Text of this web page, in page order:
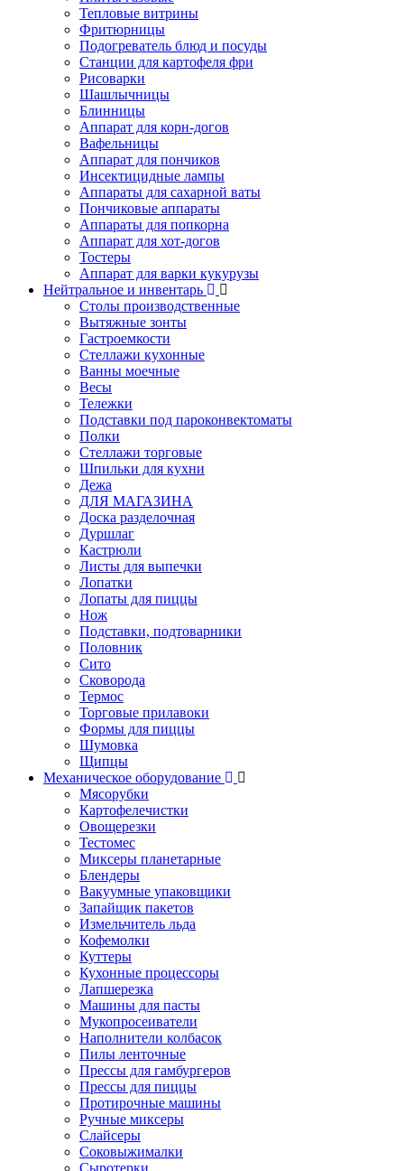
Тепловые витрины
Фритюрницы
Подогреватель блюд и посуды
Станции для картофеля фри
Рисоварки
Шашлычницы
Блинницы
Аппарат для корн-догов
Вафельницы
Аппарат для пончиков
Инсектицидные лампы
Аппараты для сахарной ваты
Пончиковые аппараты
Аппараты для попкорна
Аппарат для хот-догов
Тостеры
Аппарат для варки кукурузы
Нейтральное и инвентарь
Столы производственные
Вытяжные зонты
Гастроемкости
Стеллажи кухонные
Ванны моечные
Весы
Тележки
Подставки под пароконвектоматы
Полки
Стеллажи торговые
Шпильки для кухни
Дежа
ДЛЯ МАГАЗИНА
Доска разделочная
Дуршлаг
Кастрюли
Листы для выпечки
Лопатки
Лопаты для пиццы
Нож
Подставки, подтоварники
Половник
Сито
Сковорода
Термос
Торговые прилавоки
Формы для пиццы
Шумовка
Щипцы
Механическое оборудование
Мясорубки
Картофелечистки
Овощерезки
Тестомес
Миксеры планетарные
Блендеры
Вакуумные упаковщики
Запайщик пакетов
Измельчитель льда
Кофемолки
Куттеры
Кухонные процессоры
Лапшерезка
Машины для пасты
Мукопросеиватели
Наполнители колбасок
Пилы ленточные
Прессы для гамбургеров
Прессы для пиццы
Протирочные машины
Ручные миксеры
Слайсеры
Соковыжималки
Сыротерки